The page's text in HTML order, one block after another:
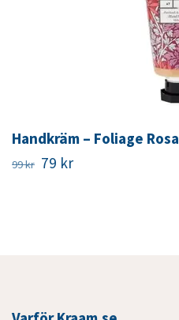
Handkräm – Foliage Rosa
99 kr 79 kr